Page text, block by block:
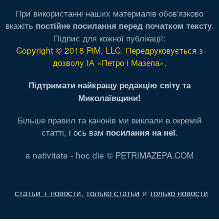
При використанні наших материалів обов'язково
вкажіть постійне посилання перед початком тексту.
Підпис для кожної публікації:
Copyright © 2018 PiM, LLC. Передруковується з
дозволу ІА «Петро і Мазепа».
Підтримати найкращу редакцію світу та
Миколаївщини!
Більше правил та канонів ми виклали в окремій
статті, і ось вам посилання на неї.
a nativitate - hoc die © PETRIMAZEPA.COM
статьи + новости, только статьи и только новости